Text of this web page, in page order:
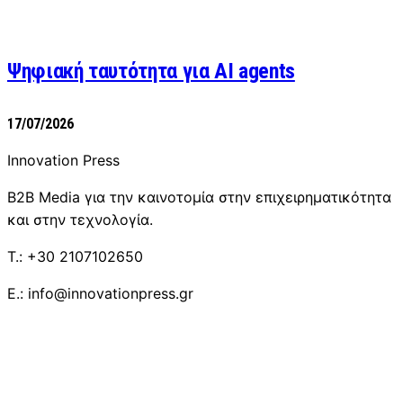
Ψηφιακή ταυτότητα για AI agents
17/07/2026
Innovation Press
B2B Media για την καινοτομία στην επιχειρηματικότητα
και στην τεχνολογία.
T.: +30 2107102650
E.: info@innovationpress.gr